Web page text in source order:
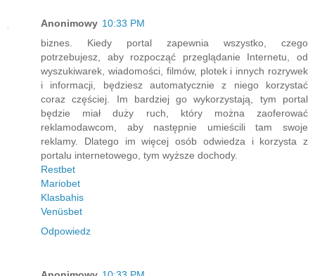
Anonimowy 10:33 PM
biznes. Kiedy portal zapewnia wszystko, czego
potrzebujesz, aby rozpocząć przeglądanie Internetu, od
wyszukiwarek, wiadomości, filmów, plotek i innych rozrywek
i informacji, będziesz automatycznie z niego korzystać
coraz częściej. Im bardziej go wykorzystają, tym portal
będzie miał duży ruch, który można zaoferować
reklamodawcom, aby następnie umieścili tam swoje
reklamy. Dlatego im więcej osób odwiedza i korzysta z
portalu internetowego, tym wyższe dochody.
Restbet
Mariobet
Klasbahis
Venüsbet
Odpowiedz